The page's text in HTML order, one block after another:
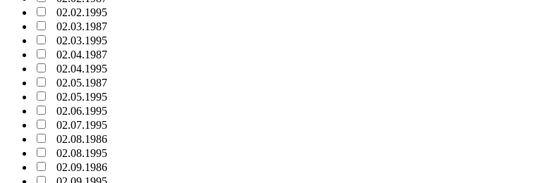
02.02.1995
02.03.1987
02.03.1995
02.04.1987
02.04.1995
02.05.1987
02.05.1995
02.06.1995
02.07.1995
02.08.1986
02.08.1995
02.09.1986